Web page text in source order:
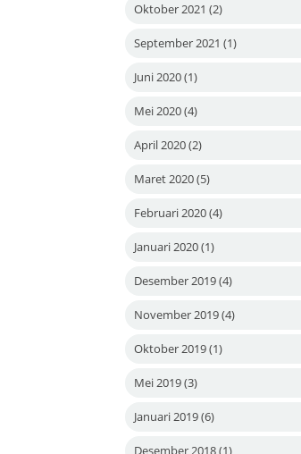
Oktober 2021 (2)
September 2021 (1)
Juni 2020(1)
Mei 2020(4)
April 2020(2)
Maret 2020(5)
Februari 2020(4)
Januari 2020(1)
Desember 2019(4)
November 2019(4)
Oktober 2019(1)
Mei 2019(3)
Januari 2019(6)
Desember 2018(1)